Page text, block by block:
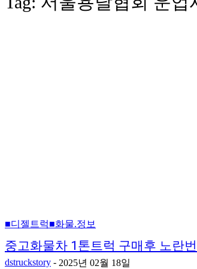
■디젤트럭■화물.정보
중고화물차 1톤트럭 구매후 노란
dstruckstory - 2025년 02월 18일